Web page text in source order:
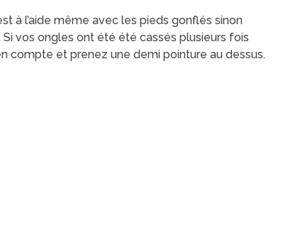
à l’aide même avec les pieds gonflés sinon
vos ongles ont été été cassés plusieurs fois
compte et prenez une demi pointure au dessus.